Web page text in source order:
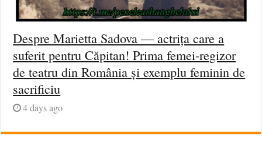
Despre Marietta Sadova — actrița care a
suferit pentru Căpitan! Prima femei-regizor
de teatru din România și exemplu feminin de
sacrificiu
4 days ago